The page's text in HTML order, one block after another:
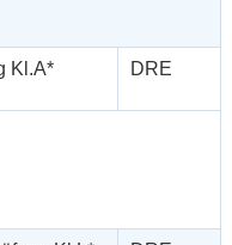
Kl.A* DRE